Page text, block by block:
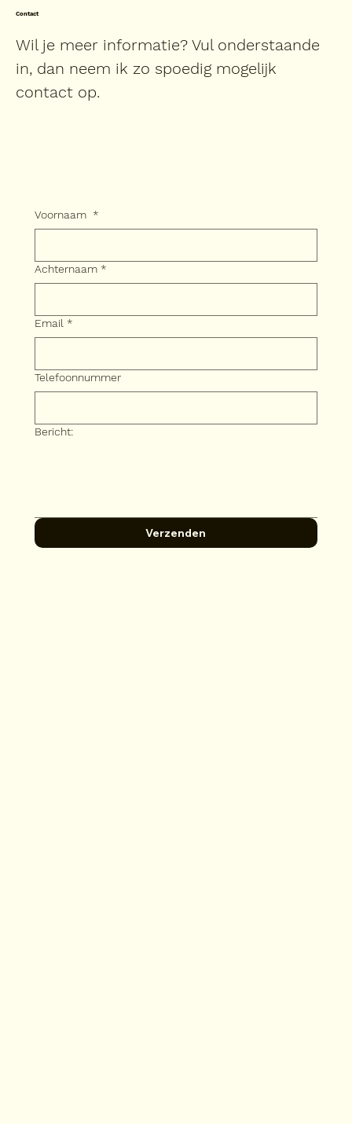
Contact
Wil je meer informatie? Vul onderstaande
in, dan neem ik zo spoedig mogelijk
contact op.
Voornaam *
Achternaam *
Email *
Telefoonnummer
Bericht:
Verzenden